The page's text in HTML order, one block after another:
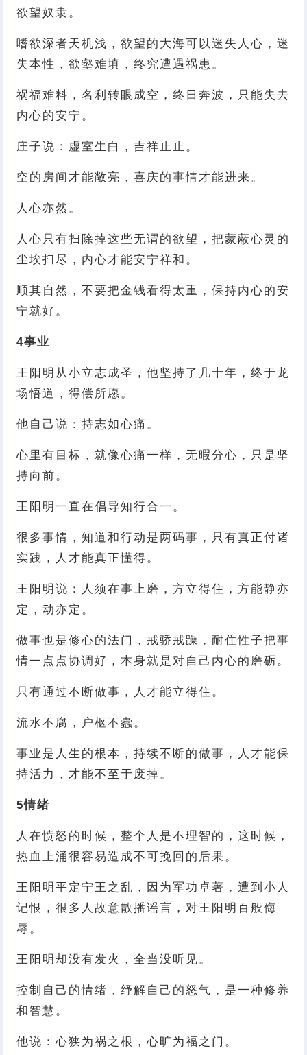
欲望奴隶。
嗜欲深者天机浅，欲望的大海可以迷失人心，迷
失本性，欲壑难填，终究遭遇祸患。
祸福难料，名利转眼成空，终日奔波，只能失去
内心的安宁。
庄子说：虚室生白，吉祥止止。
空的房间才能敞亮，喜庆的事情才能进来。
人心亦然。
人心只有扫除掉这些无谓的欲望，把蒙蔽心灵的
尘埃扫尽，内心才能安宁祥和。
顺其自然，不要把金钱看得太重，保持内心的安
宁就好。
4事业
王阳明从小立志成圣，他坚持了几十年，终于龙
场悟道，得偿所愿。
他自己说：持志如心痛。
心里有目标，就像心痛一样，无暇分心，只是坚
持向前。
王阳明一直在倡导知行合一。
很多事情，知道和行动是两码事，只有真正付诸
实践，人才能真正懂得。
王阳明说：人须在事上磨，方立得住，方能静亦
定，动亦定。
做事也是修心的法门，戒骄戒躁，耐住性子把事
情一点点协调好，本身就是对自己内心的磨砺。
只有通过不断做事，人才能立得住。
流水不腐，户枢不蠹。
事业是人生的根本，持续不断的做事，人才能保
持活力，才能不至于废掉。
5情绪
人在愤怒的时候，整个人是不理智的，这时候，
热血上涌很容易造成不可挽回的后果。
王阳明平定宁王之乱，因为军功卓著，遭到小人
记恨，很多人故意散播谣言，对王阳明百般侮
辱。
王阳明却没有发火，全当没听见。
控制自己的情绪，纾解自己的怒气，是一种修养
和智慧。
他说：心狭为祸之根，心旷为福之门。